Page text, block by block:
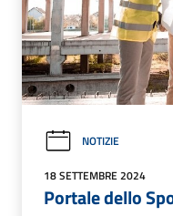
NOTIZIE
18 SETTEMBRE 2024
Portale dello